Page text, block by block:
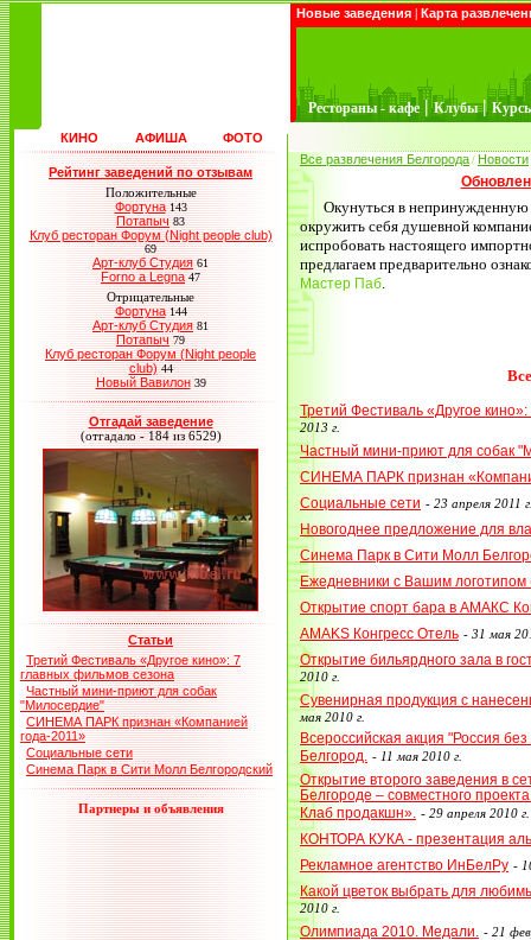
Новые заведения | Карта
Рестораны - кафе | Клубы |
КИНО АФИША ФОТО
Рейтинг заведений по отзывам
Положительные
Фортуна 143
Потапыч 83
Клуб ресторан Форум (Night people club)
69
Арт-клуб Студия 61
Forno a Legna 47
Отрицательные
Фортуна 144
Арт-клуб Студия 81
Потапыч 79
Клуб ресторан Форум (Night people
club) 44
Новый Вавилон 39
Отгадай заведение
(отгадало - 184 из 6529)
Статьи
Третий Фестиваль «Другое кино»: 7
главных фильмов сезона
Частный мини-приют для собак
"Милосердие"
СИНЕМА ПАРК признан «Компанией
года-2011»
Социальные сети
Синема Парк в Сити Молл Белгородский
Партнеры и объявления
Все развлечения Белгорода / Новости
Окунуться в
окружить себя душевной
испробовать настоящего
предлагаем предварительно
Мастер Паб.
Третий Фестиваль «Другое
2013 г.
Частный мини-приют для собак
СИНЕМА ПАРК признан
Социальные сети - 23 апреля 2011
Новогоднее предложение для
Синема Парк в Сити Молл
Ежедневники с Вашим логотипом
Открытие спорт бара в АМАКС
AMAKS Конгресс Отель - 31 мая
Открытие бильярдного зала в
2010 г.
Сувенирная продукция с
мая 2010 г.
Всероссийская акция "Россия
Белгород.
- 11 мая 2010 г.
Открытие второго заведения в
Белгороде – совместного
Клаб продакшн». - 29 апреля 2010 г.
КОНТОРА КУКА - презентация
Рекламное агентство ИнБелРу -
Какой цветок выбрать для
2010 г.
Олимпиада 2010. Медали. - 21